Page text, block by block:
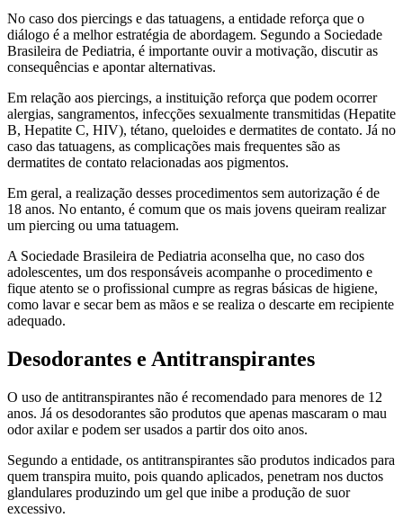
No caso dos piercings e das tatuagens, a entidade reforça que o
diálogo é a melhor estratégia de abordagem. Segundo a Sociedade
Brasileira de Pediatria, é importante ouvir a motivação, discutir as
consequências e apontar alternativas.
Em relação aos piercings, a instituição reforça que podem ocorrer
alergias, sangramentos, infecções sexualmente transmitidas (Hepatite
B, Hepatite C, HIV), tétano, queloides e dermatites de contato. Já no
caso das tatuagens, as complicações mais frequentes são as
dermatites de contato relacionadas aos pigmentos.
Em geral, a realização desses procedimentos sem autorização é de
18 anos. No entanto, é comum que os mais jovens queiram realizar
um piercing ou uma tatuagem.
A Sociedade Brasileira de Pediatria aconselha que, no caso dos
adolescentes, um dos responsáveis acompanhe o procedimento e
fique atento se o profissional cumpre as regras básicas de higiene,
como lavar e secar bem as mãos e se realiza o descarte em recipiente
adequado.
Desodorantes e Antitranspirantes
O uso de antitranspirantes não é recomendado para menores de 12
anos. Já os desodorantes são produtos que apenas mascaram o mau
odor axilar e podem ser usados a partir dos oito anos.
Segundo a entidade, os antitranspirantes são produtos indicados para
quem transpira muito, pois quando aplicados, penetram nos ductos
glandulares produzindo um gel que inibe a produção de suor
excessivo.